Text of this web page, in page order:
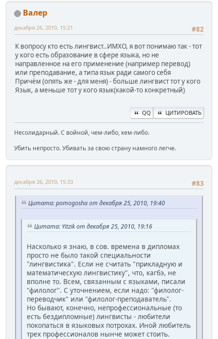
Валер
#82
декабря 26, 2010, 15:21
К вопросу кто есть лингвист..ИМХО, я вот понимаю так - тот
у кого есть образование в сфере языка, но не
направленное на его применение (например перевод)
или преподавание, а типа язык ради самого себя
Причём (опять же - для меня) - больше лингвист тот у кого
Язык, а меньше тот у кого язык(какой-то конкретный)
QQ ЦИТИРОВАТЬ
Несолидарный. С войной, чем-либо, кем-либо.
Убить непросто. Убивать за свою страну намного легче.
#83
декабря 26, 2010, 15:33
Цитата: pomogosha от декабря 25, 2010, 19:40
Цитата: Yitzik от декабря 25, 2010, 19:16
Насколько я знаю, в сов. времена в дипломах
просто не было такой специальности
"лингвистика". Если не считать "прикладную и
математическую лингвистику", что, кагбэ, не
вполне то. Всем, связанным с языками, писали
"филолог". С уточнением, если надо: "филолог-
переводчик" или "филолог-преподаватель".
Но бывают, конечно, непрофессиональные (то
есть бездипломные) лингвисты - любители
покопаться в языковых потрохах. Иной любитель
трех профессионалов нынче может стоить.